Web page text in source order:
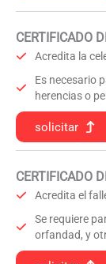
CERTIFICADO
Acredita la
Es necesario
herencias o
solicitar
CERTIFICADO
Acredita el
Se requiere
orfandad, y